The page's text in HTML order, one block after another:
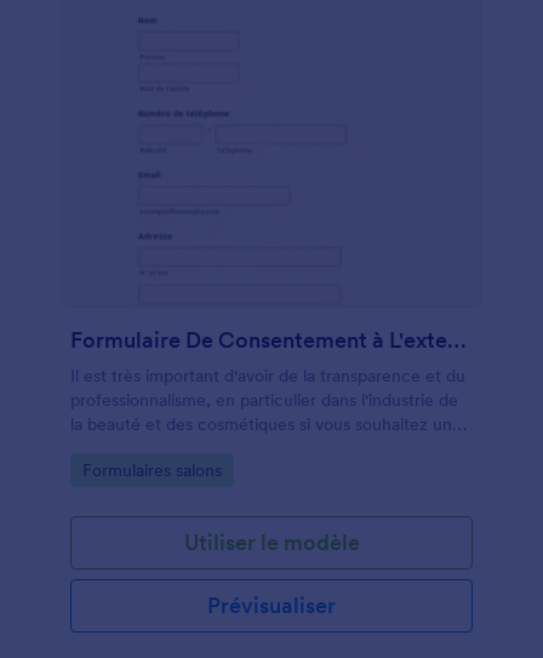
Formulaire De Consentement à L'extension De Cils
Il est très important d'avoir de la transparence et du
professionnalisme, en particulier dans l'industrie de
la beauté et des cosmétiques si vous souhaitez une
Le formulaire de consentement à l'extension de cils
client, tels que ses coordonnées, ses antécédents
médicaux et son expérience antérieure en matière
d'extension de cils, ainsi que son consentement à
toutes les conditions générales de votre entreprise.
Vous pouvez entièrement personnaliser le modèle
Go to Category:
Formulaires salons
Utiliser le modèle
Prévisualiser